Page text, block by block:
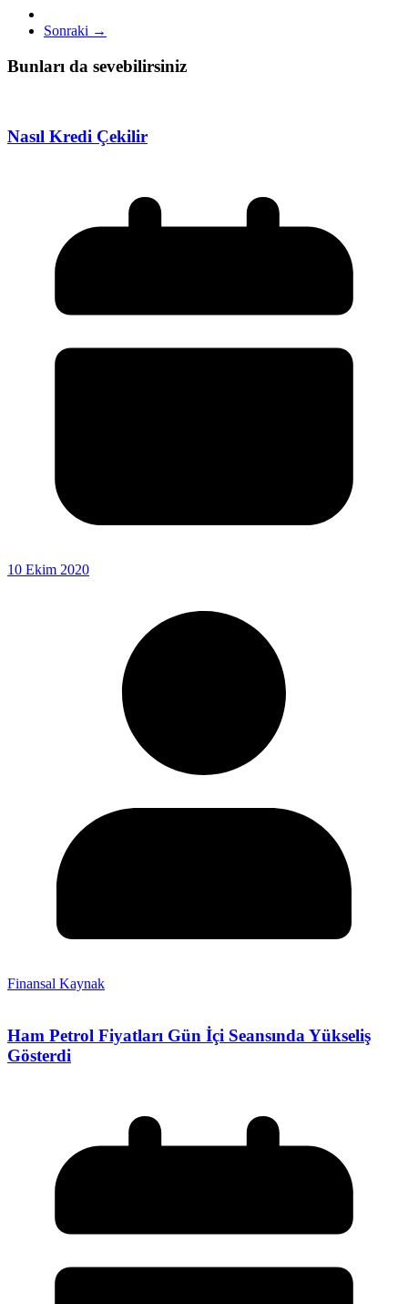
Sonraki →
Bunları da sevebilirsiniz
Nasıl Kredi Çekilir
10 Ekim 2020
Finansal Kaynak
Ham Petrol Fiyatları Gün İçi Seansında Yükseliş
Gösterdi